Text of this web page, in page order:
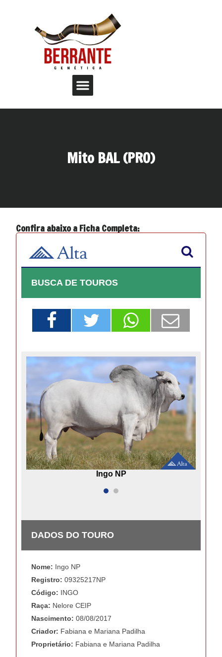
Mito BAL (PRO)
Confira abaixo a Ficha Completa: